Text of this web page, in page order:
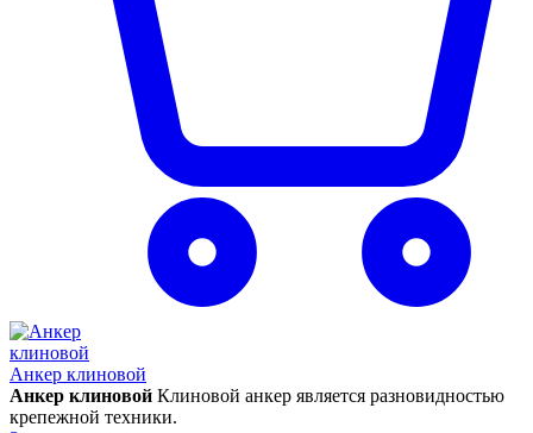
Анкер клиновой
Анкер клиновой Клиновой анкер является разновидностью
крепежной техники.